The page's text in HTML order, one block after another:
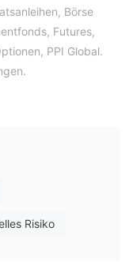
Börse
Futures,
PPI Global.
Dollar MEP,
Risiko